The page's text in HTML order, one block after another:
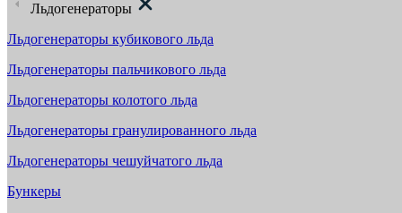
Льдогенераторы
Льдогенераторы кубикового льда
Льдогенераторы пальчикового льда
Льдогенераторы колотого льда
Льдогенераторы гранулированного льда
Льдогенераторы чешуйчатого льда
Бункеры